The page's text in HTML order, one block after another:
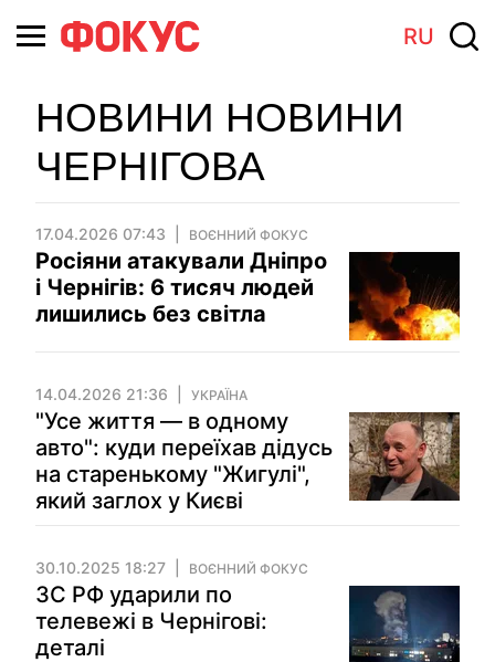
RU
НОВИНИ НОВИНИ
ЧЕРНІГОВА
17.04.2026 07:43 ВОЄННИЙ ФОКУС
Росіяни атакували Дніпро
і Чернігів: 6 тисяч людей
лишились без світла
14.04.2026 21:36 УКРАЇНА
"Усе життя — в одному
авто": куди переїхав дідусь
на старенькому "Жигулі",
який заглох у Києві
30.10.2025 18:27 ВОЄННИЙ ФОКУС
ЗС РФ ударили по
телевежі в Чернігові:
деталі